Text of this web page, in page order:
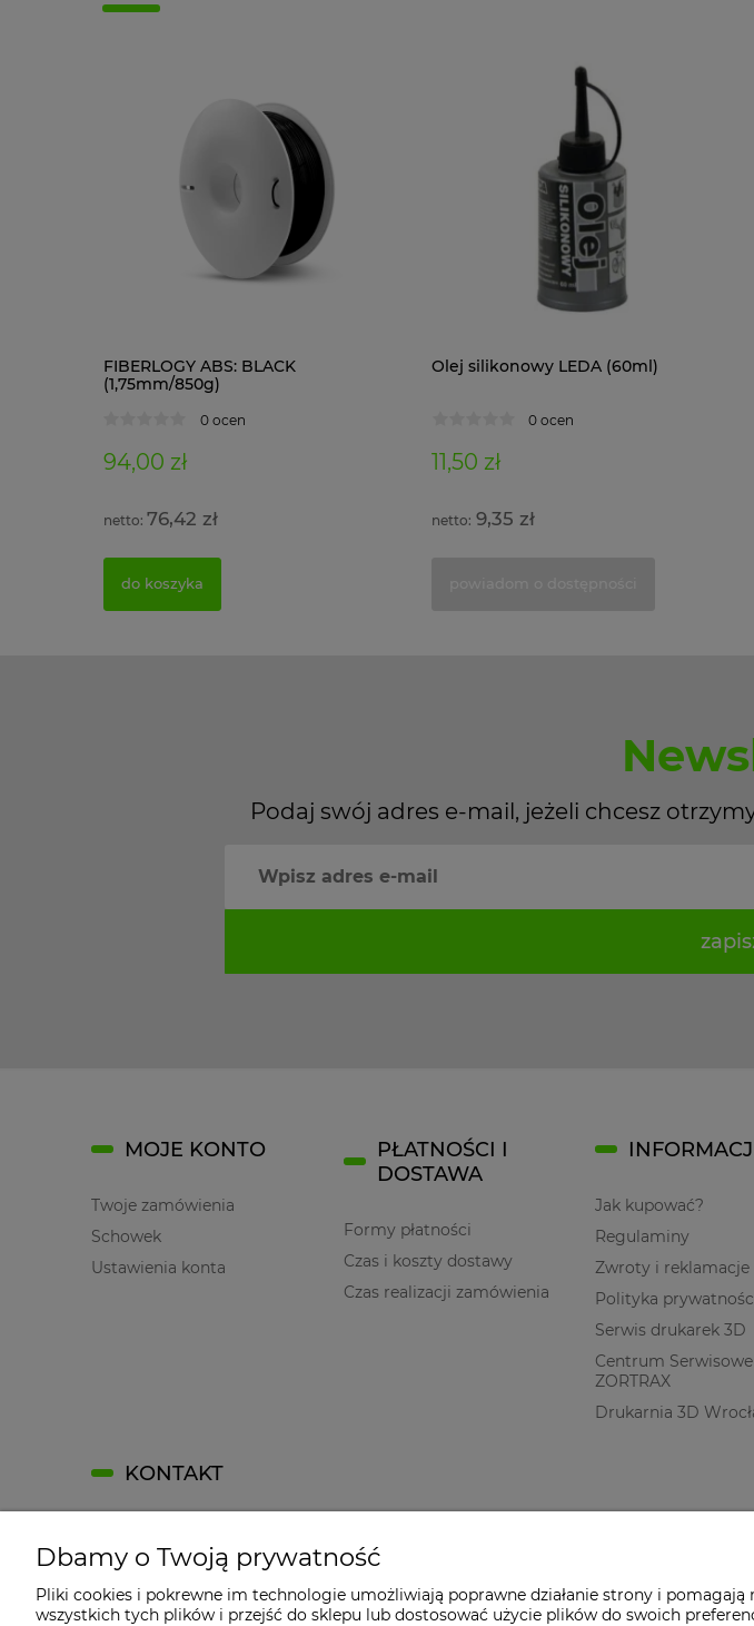
FIBERLOGY ABS: BLACK
(1,75mm/850g)
0 ocen
94,00 zł
76,42 zł
do koszyka
Olej silikonowy LEDA (60ml)
0 ocen
11,50 zł
9,35 zł
Podaj swój adres e-mail, jeżeli chcesz
MOJE KONTO
Twoje zamówienia
Schowek
Ustawienia konta
PŁATNOŚCI I
DOSTAWA
Formy płatności
Czas i koszty dostawy
Czas realizacji zamówienia
Jak kupować?
Regulaminy
Zwroty i reklamacje
Polityka
Serwis drukarek 3D
Centrum Serwisowe
ZORTRAX
Drukarnia 3D
KONTAKT
Kontakt
Jak dojechać?
Dbamy o Twoją prywatność
Pliki cookies i pokrewne im technologie umożliwiają poprawne działanie strony i
wszystkich tych plików i przejść do sklepu lub dostosować użycie plików do swoich